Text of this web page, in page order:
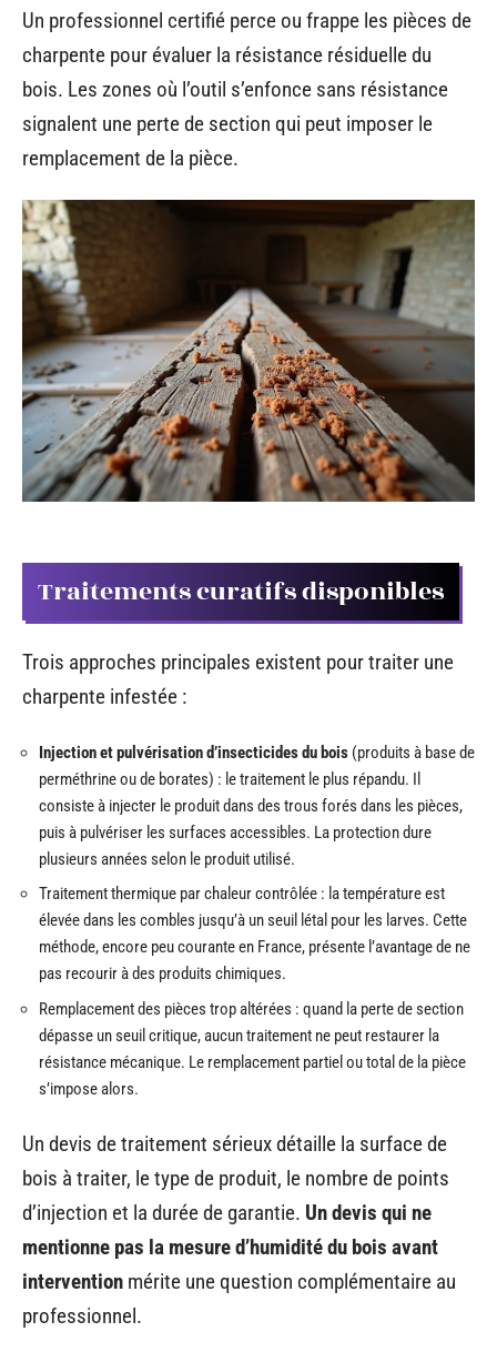
Un professionnel certifié perce ou frappe les pièces de
charpente pour évaluer la résistance résiduelle du
bois. Les zones où l’outil s’enfonce sans résistance
signalent une perte de section qui peut imposer le
remplacement de la pièce.
Traitements curatifs disponibles
Trois approches principales existent pour traiter une
charpente infestée :
Injection et pulvérisation d’insecticides du bois (produits à base de
perméthrine ou de borates) : le traitement le plus répandu. Il
consiste à injecter le produit dans des trous forés dans les pièces,
puis à pulvériser les surfaces accessibles. La protection dure
plusieurs années selon le produit utilisé.
Traitement thermique par chaleur contrôlée : la température est
élevée dans les combles jusqu’à un seuil létal pour les larves. Cette
méthode, encore peu courante en France, présente l’avantage de ne
pas recourir à des produits chimiques.
Remplacement des pièces trop altérées : quand la perte de section
dépasse un seuil critique, aucun traitement ne peut restaurer la
résistance mécanique. Le remplacement partiel ou total de la pièce
s’impose alors.
Un devis de traitement sérieux détaille la surface de
bois à traiter, le type de produit, le nombre de points
d’injection et la durée de garantie. Un devis qui ne
mentionne pas la mesure d’humidité du bois avant
intervention mérite une question complémentaire au
professionnel.